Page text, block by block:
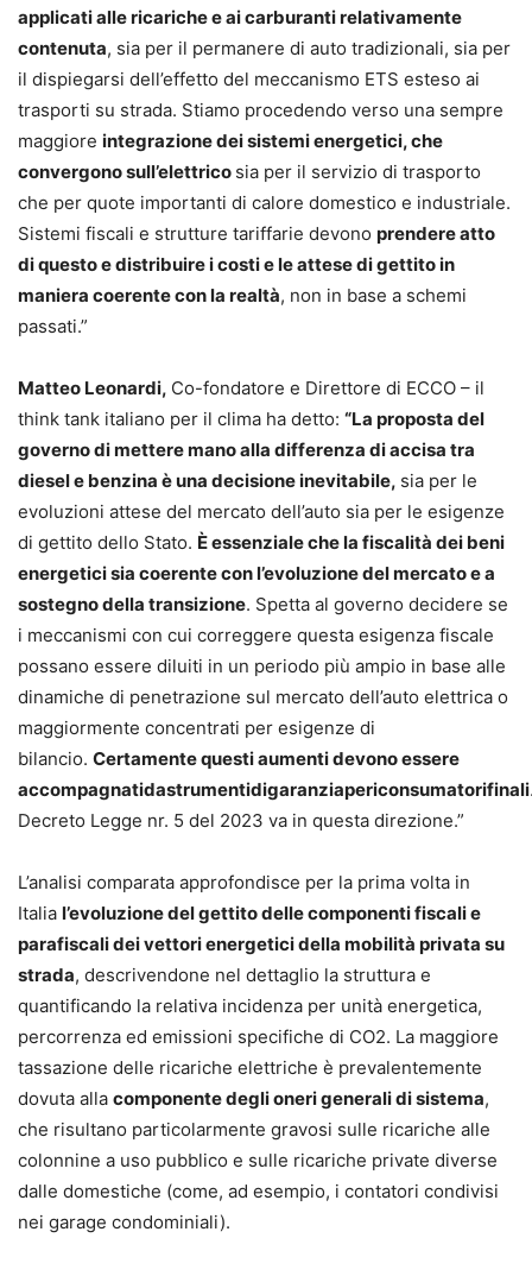
applicati alle ricariche e ai carburanti relativamente
contenuta, sia per il permanere di auto tradizionali, sia per
il dispiegarsi dell’effetto del meccanismo ETS esteso ai
trasporti su strada. Stiamo procedendo verso una sempre
maggiore integrazione dei sistemi energetici, che
convergono sull’elettrico sia per il servizio di trasporto
che per quote importanti di calore domestico e industriale.
Sistemi fiscali e strutture tariffarie devono prendere atto
di questo e distribuire i costi e le attese di gettito in
maniera coerente con la realtà, non in base a schemi
passati.”
Matteo Leonardi, Co-fondatore e Direttore di ECCO – il
think tank italiano per il clima ha detto: “La proposta del
governo di mettere mano alla differenza di accisa tra
diesel e benzina è una decisione inevitabile, sia per le
evoluzioni attese del mercato dell’auto sia per le esigenze
di gettito dello Stato. È essenziale che la fiscalità dei beni
energetici sia coerente con l’evoluzione del mercato e a
sostegno della transizione. Spetta al governo decidere se
i meccanismi con cui correggere questa esigenza fiscale
possano essere diluiti in un periodo più ampio in base alle
dinamiche di penetrazione sul mercato dell’auto elettrica o
maggiormente concentrati per esigenze di
bilancio. Certamente questi aumenti devono essere
accompagnatidastrumentidigaranziapericonsumatorifinali
Decreto Legge nr. 5 del 2023 va in questa direzione.”
L’analisi comparata approfondisce per la prima volta in
Italia l’evoluzione del gettito delle componenti fiscali e
parafiscali dei vettori energetici della mobilità privata su
strada, descrivendone nel dettaglio la struttura e
quantificando la relativa incidenza per unità energetica,
percorrenza ed emissioni specifiche di CO2. La maggiore
tassazione delle ricariche elettriche è prevalentemente
dovuta alla componente degli oneri generali di sistema,
che risultano particolarmente gravosi sulle ricariche alle
colonnine a uso pubblico e sulle ricariche private diverse
dalle domestiche (come, ad esempio, i contatori condivisi
nei garage condominiali).